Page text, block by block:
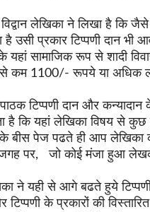
लेखिका ने लिखा है कि जैसे
है उसी प्रकार टिप्पणी दान
यहां सामाजिक रूप से शादी
कम 1100/- रूपये या अधिक
पाठक टिप्पणी दान और
है कि यहां लेखिका विषय से
के बीस पेज पढते ही आप लेखिका
पर, जो कोई मंजा हुआ
ने यही से आगे बढते हुये
टिप्पणी के प्रकारों की